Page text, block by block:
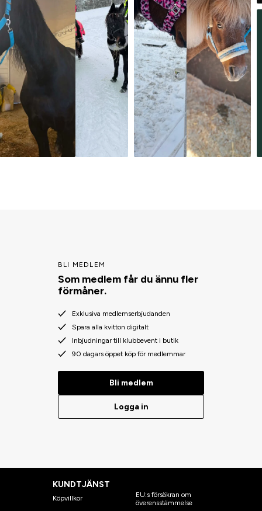
BLI MEDLEM
Som medlem får du ännu fler
förmåner.
Exklusiva medlemserbjudanden
Spara alla kvitton digitalt
Inbjudningar till klubbevent i butik
90 dagars öppet köp för medlemmar
Bli medlem
Logga in
KUNDTJÄNST
Köpvillkor
EU:s försäkran om
överensstämmelse